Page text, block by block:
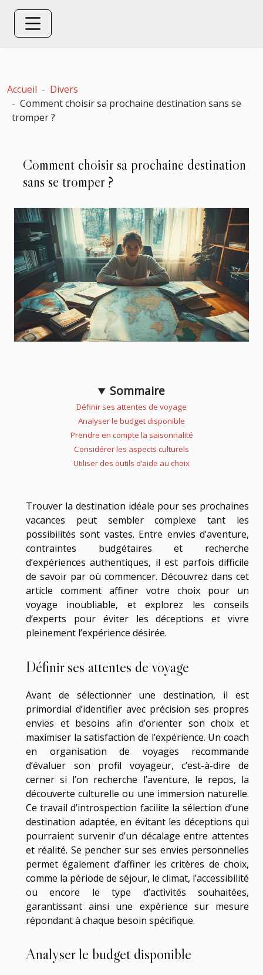
Accueil
Divers
Comment choisir sa prochaine destination sans se
tromper ?
Comment choisir sa prochaine destination
sans se tromper ?
Sommaire
Définir ses attentes de voyage
Analyser le budget disponible
Prendre en compte la saisonnalité
Considérer les aspects culturels
Utiliser des outils d’aide au choix
Trouver la destination idéale pour ses prochaines
vacances peut sembler complexe tant les
possibilités sont vastes. Entre envies d’aventure,
contraintes budgétaires et recherche
d’expériences authentiques, il est parfois difficile
de savoir par où commencer. Découvrez dans cet
article comment affiner votre choix pour un
voyage inoubliable, et explorez les conseils
d’experts pour éviter les déceptions et vivre
pleinement l’expérience désirée.
Définir ses attentes de voyage
Avant de sélectionner une destination, il est
primordial d’identifier avec précision ses propres
envies et besoins afin d’orienter son choix et
maximiser la satisfaction de l’expérience. Un coach
en organisation de voyages recommande
d’évaluer son profil voyageur, c’est-à-dire de
cerner si l’on recherche l’aventure, le repos, la
découverte culturelle ou une immersion naturelle.
Ce travail d’introspection facilite la sélection d’une
destination adaptée, en évitant les déceptions qui
pourraient survenir d’un décalage entre attentes
et réalité. Se pencher sur ses envies personnelles
permet également d’affiner les critères de choix,
comme la période de séjour, le climat, l’accessibilité
ou encore le type d’activités souhaitées,
garantissant ainsi une expérience sur mesure
répondant à chaque besoin spécifique.
Analyser le budget disponible